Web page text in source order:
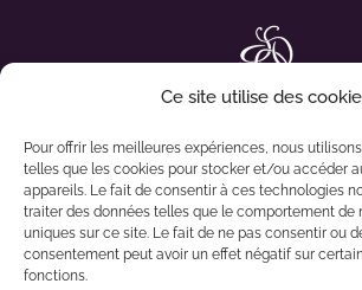
Ce site utilise des
Pour offrir les meilleures expériences, nous
telles que les cookies pour stocker et/ou accéder
appareils. Le fait de consentir à ces technologies
traiter des données telles que le comportement de
uniques sur ce site. Le fait de ne pas consentir ou
consentement peut avoir un effet négatif sur
fonctions.